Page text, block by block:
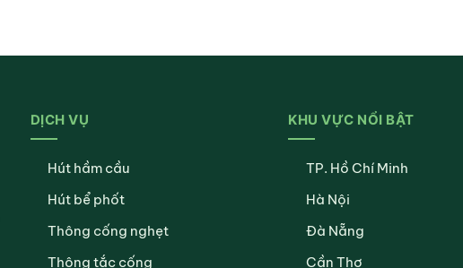
DỊCH VỤ
Hút hầm cầu
Hút bể phốt
Thông cống nghẹt
Thông tắc cống
KHU VỰC NỔI BẬT
TP. Hồ Chí Minh
Hà Nội
Đà Nẵng
Cần Thơ